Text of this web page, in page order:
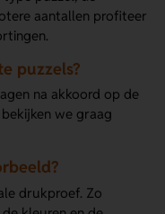
aantallen profiteer
puzzels?
na akkoord op de
we graag
drukproef. Zo